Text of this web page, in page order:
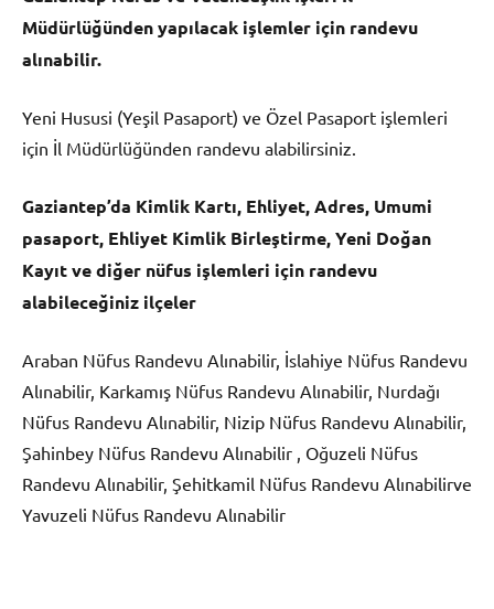
Müdürlüğünden yapılacak işlemler için randevu
alınabilir.
Yeni Hususi (Yeşil Pasaport) ve Özel Pasaport işlemleri
için İl Müdürlüğünden randevu alabilirsiniz.
Gaziantep’da Kimlik Kartı, Ehliyet, Adres, Umumi
pasaport, Ehliyet Kimlik Birleştirme, Yeni Doğan
Kayıt ve diğer nüfus işlemleri için randevu
alabileceğiniz ilçeler
Araban Nüfus Randevu Alınabilir, İslahiye Nüfus Randevu
Alınabilir, Karkamış Nüfus Randevu Alınabilir, Nurdağı
Nüfus Randevu Alınabilir, Nizip Nüfus Randevu Alınabilir,
Şahinbey Nüfus Randevu Alınabilir , Oğuzeli Nüfus
Randevu Alınabilir, Şehitkamil Nüfus Randevu Alınabilirve
Yavuzeli Nüfus Randevu Alınabilir